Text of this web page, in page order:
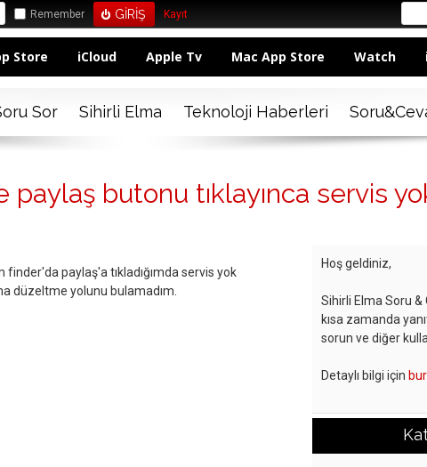
Remember Kayıt
Store iCloud Apple Tv Mac App Store Watch
Sor Sihirli Elma Teknoloji Haberleri
paylaş butonu tıklayınca servis
paylaş'a tıkladığımda servis yok
düzeltme yolunu bulamadım.
Hoş geldiniz,
Sihirli Elma Soru &
kısa zamanda
sorun ve diğer
Detaylı bilgi için